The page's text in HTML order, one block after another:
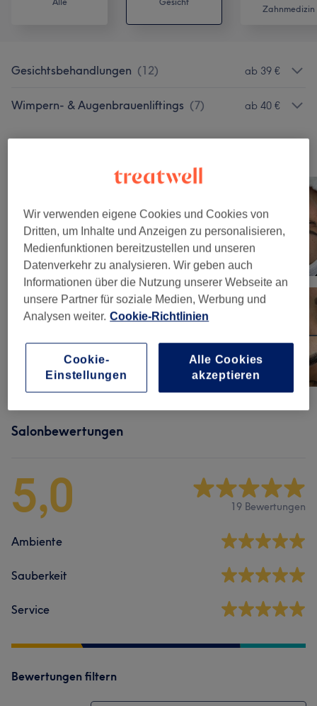
Zahnmedizin
Gesichtsbehandlungen (12) ab 39 €
Wimpern- & Augenbrauenliftings (7) ab 40 €
Bild anklicken für weitere Details
Salonbewertungen
5,0 19 Bewertungen
Ambiente
Sauberkeit
Service
Bewertungen filtern
Wir verwenden eigene Cookies und Cookies von
Dritten, um Inhalte und Anzeigen zu personalisieren,
Medienfunktionen bereitzustellen und unseren
Datenverkehr zu analysieren. Wir geben auch
Informationen über die Nutzung unserer Webseite an
unsere Partner für soziale Medien, Werbung und
Analysen weiter. Cookie-Richtlinien
Cookie-
Einstellungen
Alle Cookies
akzeptieren